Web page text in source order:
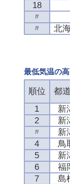
18
〃
〃
北
最低気温の
順位 都
1
新
2
新
〃
新
4
鳥
5
新
6
福
7
島